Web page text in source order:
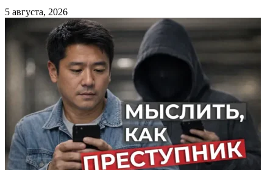
5 августа, 2026